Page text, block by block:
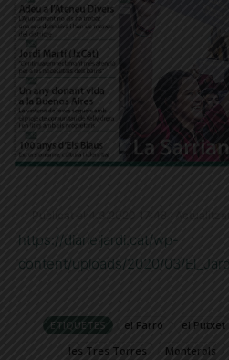
https://diarieljardi.cat/wp-
content/uploads/2020/03/
ETIQUETES el Farró el Putxet
les Tres Torres
Monterols